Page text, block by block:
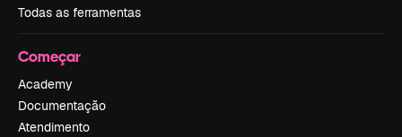
Todas as ferramentas
Começar
Academy
Documentação
Atendimento